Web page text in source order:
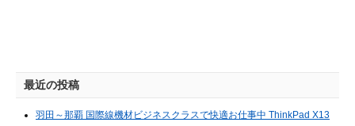
最近の投稿
羽田～那覇 国際線機材ビジネスクラスで快適お仕事中 ThinkPad X13